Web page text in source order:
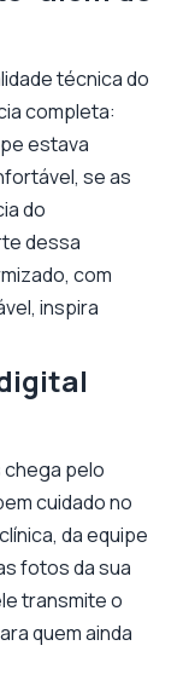
técnica do
completa:
estava
se as
do
dessa
com
inspira
chega pelo
cuidado no
da equipe
fotos da sua
transmite o
quem ainda